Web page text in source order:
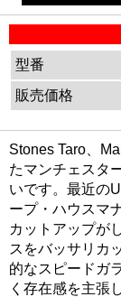
型番
販売価格
Stones Taro、
たマンチェスタ
いです。最近の
ープ・ハウスマ
カットアップが
スをバッサリカ
的なスピードガ
く存在感を主張